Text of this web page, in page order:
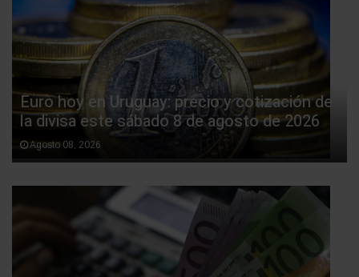
Euro hoy en Uruguay: precio y cotización de
la divisa este sábado 8 de agosto de 2026
Agosto 08, 2026